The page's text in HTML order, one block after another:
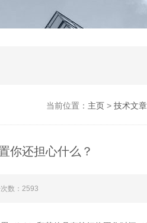
当前位置： 主页> 技术文章
你还担心什么？
数：2593